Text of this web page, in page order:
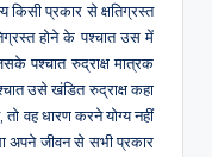
किसी प्रकार से क्षतिग्रस्त
होने के पश्चात उस में
पश्चात रुद्राक्ष मात्रक
उसे खंडित रुद्राक्ष कहा
तो वह धारण करने योग्य नहीं
अपने जीवन से सभी प्रकार